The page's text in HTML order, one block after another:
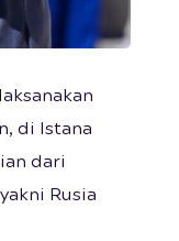
di Istana
dari
Rusia